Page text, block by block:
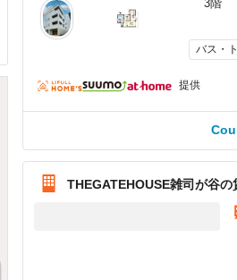
3階
バス・
提供
THEGATEHOUSE雑司が谷の